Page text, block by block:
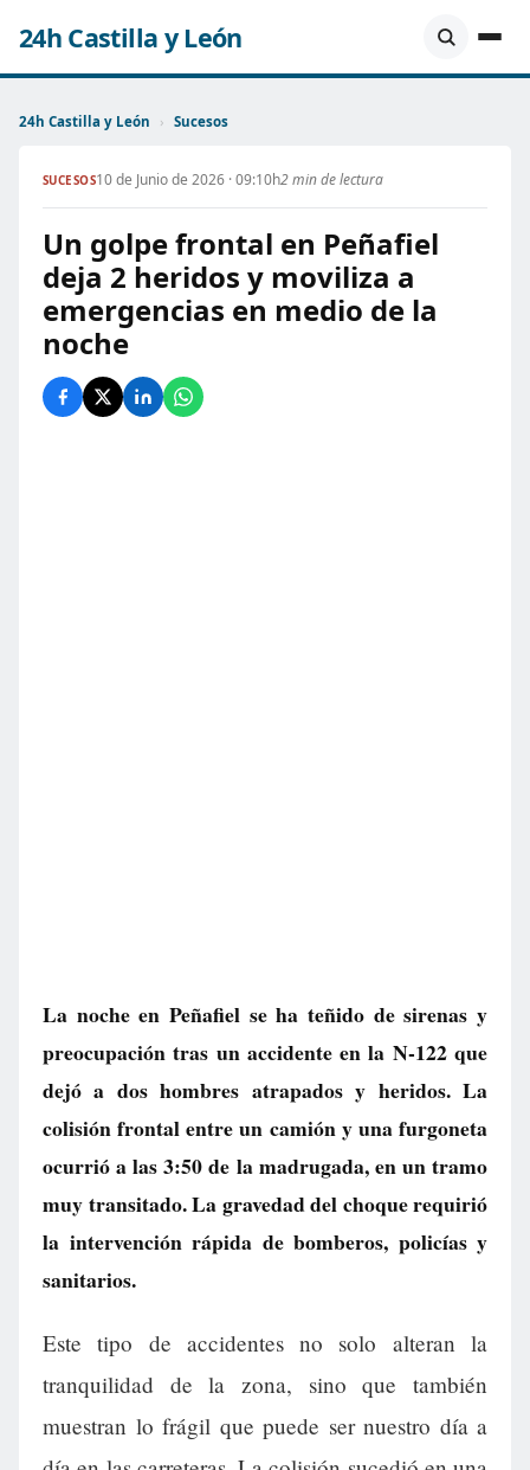
24h Castilla y León
24h Castilla y León › Sucesos
SUCESOS10 de Junio de 2026 · 09:10h2 min de lectura
Un golpe frontal en Peñafiel
deja 2 heridos y moviliza a
emergencias en medio de la
noche
La noche en Peñafiel se ha teñido de sirenas y
preocupación tras un accidente en la N-122 que
dejó a dos hombres atrapados y heridos. La
colisión frontal entre un camión y una furgoneta
ocurrió a las 3:50 de la madrugada, en un tramo
muy transitado. La gravedad del choque requirió
la intervención rápida de bomberos, policías y
sanitarios.
Este tipo de accidentes no solo alteran la
tranquilidad de la zona, sino que también
muestran lo frágil que puede ser nuestro día a